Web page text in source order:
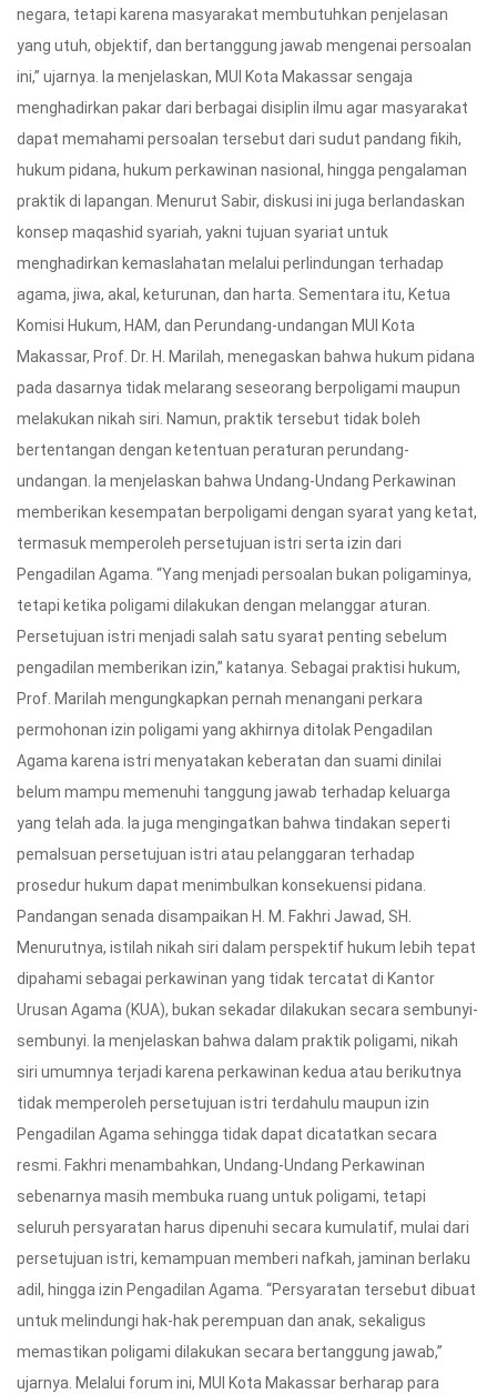
negara, tetapi karena masyarakat membutuhkan penjelasan
yang utuh, objektif, dan bertanggung jawab mengenai persoalan
ini,” ujarnya. Ia menjelaskan, MUI Kota Makassar sengaja
menghadirkan pakar dari berbagai disiplin ilmu agar masyarakat
dapat memahami persoalan tersebut dari sudut pandang fikih,
hukum pidana, hukum perkawinan nasional, hingga pengalaman
praktik di lapangan. Menurut Sabir, diskusi ini juga berlandaskan
konsep maqashid syariah, yakni tujuan syariat untuk
menghadirkan kemaslahatan melalui perlindungan terhadap
agama, jiwa, akal, keturunan, dan harta. Sementara itu, Ketua
Komisi Hukum, HAM, dan Perundang-undangan MUI Kota
Makassar, Prof. Dr. H. Marilah, menegaskan bahwa hukum pidana
pada dasarnya tidak melarang seseorang berpoligami maupun
melakukan nikah siri. Namun, praktik tersebut tidak boleh
bertentangan dengan ketentuan peraturan perundang-
undangan. Ia menjelaskan bahwa Undang-Undang Perkawinan
memberikan kesempatan berpoligami dengan syarat yang ketat,
termasuk memperoleh persetujuan istri serta izin dari
Pengadilan Agama. “Yang menjadi persoalan bukan poligaminya,
tetapi ketika poligami dilakukan dengan melanggar aturan.
Persetujuan istri menjadi salah satu syarat penting sebelum
pengadilan memberikan izin,” katanya. Sebagai praktisi hukum,
Prof. Marilah mengungkapkan pernah menangani perkara
permohonan izin poligami yang akhirnya ditolak Pengadilan
Agama karena istri menyatakan keberatan dan suami dinilai
belum mampu memenuhi tanggung jawab terhadap keluarga
yang telah ada. Ia juga mengingatkan bahwa tindakan seperti
pemalsuan persetujuan istri atau pelanggaran terhadap
prosedur hukum dapat menimbulkan konsekuensi pidana.
Pandangan senada disampaikan H. M. Fakhri Jawad, SH.
Menurutnya, istilah nikah siri dalam perspektif hukum lebih tepat
dipahami sebagai perkawinan yang tidak tercatat di Kantor
Urusan Agama (KUA), bukan sekadar dilakukan secara sembunyi-
sembunyi. Ia menjelaskan bahwa dalam praktik poligami, nikah
siri umumnya terjadi karena perkawinan kedua atau berikutnya
tidak memperoleh persetujuan istri terdahulu maupun izin
Pengadilan Agama sehingga tidak dapat dicatatkan secara
resmi. Fakhri menambahkan, Undang-Undang Perkawinan
sebenarnya masih membuka ruang untuk poligami, tetapi
seluruh persyaratan harus dipenuhi secara kumulatif, mulai dari
persetujuan istri, kemampuan memberi nafkah, jaminan berlaku
adil, hingga izin Pengadilan Agama. “Persyaratan tersebut dibuat
untuk melindungi hak-hak perempuan dan anak, sekaligus
memastikan poligami dilakukan secara bertanggung jawab,”
ujarnya. Melalui forum ini, MUI Kota Makassar berharap para